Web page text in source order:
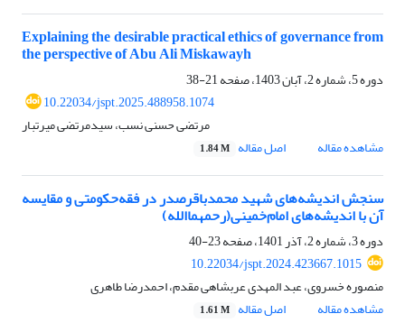
Explaining the desirable practical ethics of governance from
the perspective of Abu Ali Miskawayh
دوره 5، شماره 2، آبان 1403، صفحه
21-38
10.22034/jspt.2025.488958.1074
مرتضی حسنی نسب، سیدمرتضی میرتبار
مشاهده مقاله
اصل مقاله 1.84 M
سنجش اندیشه‌های شهید محمدباقرصدر در فقه‌حکومتی و مقایسه
آن با اندیشه‌های امام‌خمینی(رحمهما‌الله)
دوره 3، شماره 2، آذر 1401، صفحه
23-40
10.22034/jspt.2024.423667.1015
منصوره خسروی، عبد المهدی عربشاهی مقدم، احمدرضا طاهری
مشاهده مقاله
اصل مقاله 1.61 M